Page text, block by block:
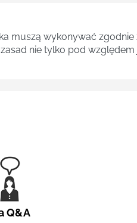
muszą wykonywać
nie tylko pod
Q&A